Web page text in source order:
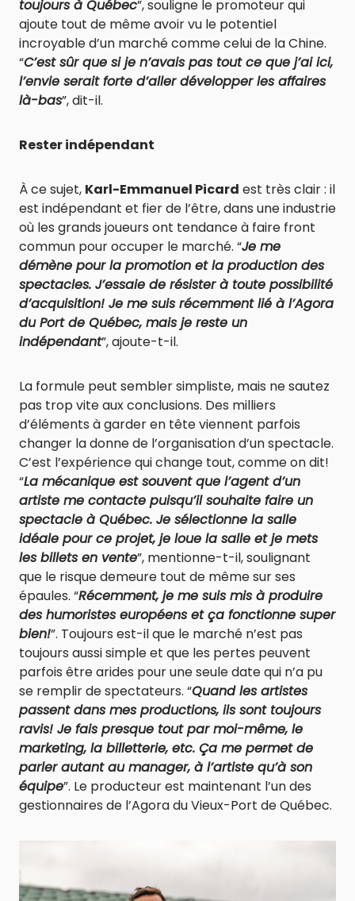
toujours à Québec”, souligne le promoteur qui
ajoute tout de même avoir vu le potentiel
incroyable d’un marché comme celui de la Chine.
“C’est sûr que si je n’avais pas tout ce que j’ai ici,
l’envie serait forte d’aller développer les affaires
là-bas”, dit-il.
Rester indépendant
À ce sujet, Karl-Emmanuel Picard est très clair : il
est indépendant et fier de l’être, dans une industrie
où les grands joueurs ont tendance à faire front
commun pour occuper le marché. “Je me
démène pour la promotion et la production des
spectacles. J’essaie de résister à toute possibilité
d’acquisition! Je me suis récemment lié à l’Agora
du Port de Québec, mais je reste un
indépendant”, ajoute-t-il.
La formule peut sembler simpliste, mais ne sautez
pas trop vite aux conclusions. Des milliers
d’éléments à garder en tête viennent parfois
changer la donne de l’organisation d’un spectacle.
C’est l’expérience qui change tout, comme on dit!
“La mécanique est souvent que l’agent d’un
artiste me contacte puisqu’il souhaite faire un
spectacle à Québec. Je sélectionne la salle
idéale pour ce projet, je loue la salle et je mets
les billets en vente”, mentionne-t-il, soulignant
que le risque demeure tout de même sur ses
épaules. “Récemment, je me suis mis à produire
des humoristes européens et ça fonctionne super
bien!”. Toujours est-il que le marché n’est pas
toujours aussi simple et que les pertes peuvent
parfois être arides pour une seule date qui n’a pu
se remplir de spectateurs. “Quand les artistes
passent dans mes productions, ils sont toujours
ravis! Je fais presque tout par moi-même, le
marketing, la billetterie, etc. Ça me permet de
parler autant au manager, à l’artiste qu’à son
équipe”. Le producteur est maintenant l’un des
gestionnaires de l’Agora du Vieux-Port de Québec.